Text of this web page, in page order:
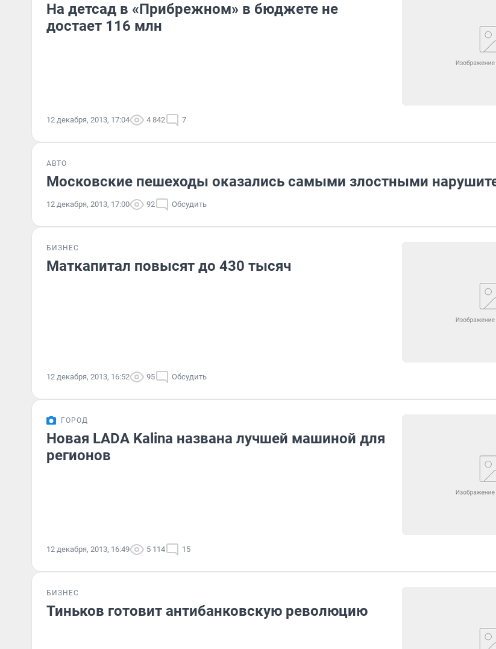
На детсад в «Прибрежном» в бюджете не
достает 116 млн
12 декабря, 2013, 17:04 4 842 7
АВТО
Московские пешеходы оказались самыми злостными
12 декабря, 2013, 17:00 92 Обсудить
БИЗНЕС
Маткапитал повысят до 430 тысяч
12 декабря, 2013, 16:52 95 Обсудить
ГОРОД
Новая LADA Kalina названа лучшей машиной для
регионов
12 декабря, 2013, 16:49 5 114 15
БИЗНЕС
Тиньков готовит антибанковскую революцию